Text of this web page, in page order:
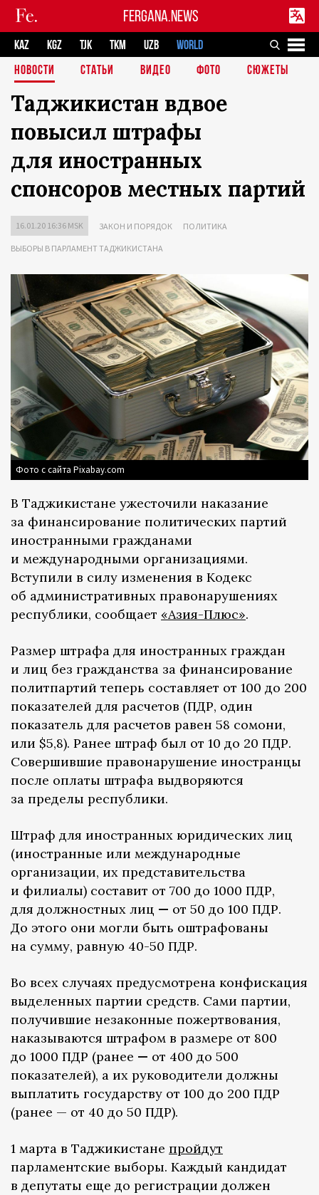
FERGANA.NEWS
KAZ KGZ TJK TKM UZB
WORLD
НОВОСТИ
СТАТЬИ ВИДЕО ФОТО СЮЖЕТЫ
Таджикистан вдвое
повысил штрафы
для иностранных
спонсоров местных партий
16.01.20 16:36 MSK ЗАКОН И ПОРЯДОК ПОЛИТИКА
ВЫБОРЫ В ПАРЛАМЕНТ ТАДЖИКИСТАНА
Фото с сайта Pixabay.com
В Таджикистане ужесточили наказание
за финансирование политических партий
иностранными гражданами
и международными организациями.
Вступили в силу изменения в Кодекс
об административных правонарушениях
республики, сообщает «Азия-Плюс».
Размер штрафа для иностранных граждан
и лиц без гражданства за финансирование
политпартий теперь составляет от 100 до 200
показателей для расчетов (ПДР, один
показатель для расчетов равен 58 сомони,
или $5,8). Ранее штраф был от 10 до 20 ПДР.
Совершившие правонарушение иностранцы
после оплаты штрафа выдворяются
за пределы республики.
Штраф для иностранных юридических лиц
(иностранные или международные
организации, их представительства
и филиалы) составит от 700 до 1000 ПДР,
для должностных лиц — от 50 до 100 ПДР.
До этого они могли быть оштрафованы
на сумму, равную 40-50 ПДР.
Во всех случаях предусмотрена конфискация
выделенных партии средств. Сами партии,
получившие незаконные пожертвования,
наказываются штрафом в размере от 800
до 1000 ПДР (ранее — от 400 до 500
показателей), а их руководители должны
выплатить государству от 100 до 200 ПДР
(ранее — от 40 до 50 ПДР).
1 марта в Таджикистане пройдут
парламентские выборы. Каждый кандидат
в депутаты еще до регистрации должен